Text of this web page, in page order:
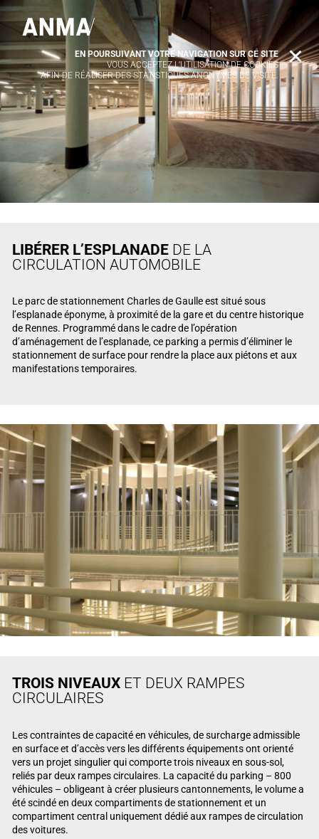
LIBÉRER L’ESPLANADE DE LA
CIRCULATION AUTOMOBILE
Le parc de stationnement Charles de Gaulle est situé sous
l’esplanade éponyme, à proximité de la gare et du centre historique
de Rennes. Programmé dans le cadre de l’opération
d’aménagement de l’esplanade, ce parking a permis d’éliminer le
stationnement de surface pour rendre la place aux piétons et aux
manifestations temporaires.
TROIS NIVEAUX ET DEUX RAMPES
CIRCULAIRES
Les contraintes de capacité en véhicules, de surcharge admissible
en surface et d’accès vers les différents équipements ont orienté
vers un projet singulier qui comporte trois niveaux en sous-sol,
reliés par deux rampes circulaires. La capacité du parking – 800
véhicules – obligeant à créer plusieurs cantonnements, le volume a
été scindé en deux compartiments de stationnement et un
compartiment central uniquement dédié aux rampes de circulation
des voitures.
EN POURSUIVANT VOTRE NAVIGATION SUR CE SITE
VOUS ACCEPTEZ L’UTILISATION DE COOKIES
AFIN DE RÉALISER DES STATISTIQUES ANONYMES DE VISITE.
X